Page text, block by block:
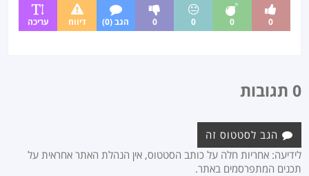
0
0
0
0 הגב (0) דיווח עריכה
0 תגובות
הגב לסטטוס זה
לידיעה: אחריות חלה על כותב הסטטוס, אין הנהלת האתר אחראית על
תכנים המתפרסמים באתר.